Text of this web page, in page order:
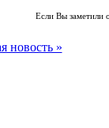
Если Вы заметили
новость »